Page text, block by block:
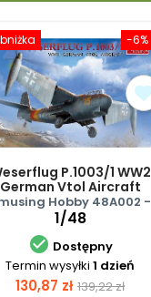
-6%
P.1003/1 WW2
German Vtol Aircraft
Hobby 48A002 -
1/48
 Dostępny
Termin wysyłki 1 dzień
Cena
130,87 zł Cena
139,22 zł